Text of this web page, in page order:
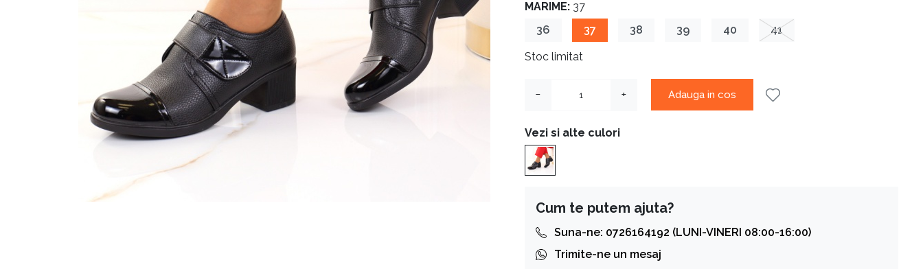
MARIME: 37
36
37 38 39 40 41
Stoc limitat
− + Adauga in cos
Vezi si alte culori
Cum te putem ajuta?
Suna-ne: 0726164192 (LUNI-VINERI 08:00-16:00)
Trimite-ne un mesaj